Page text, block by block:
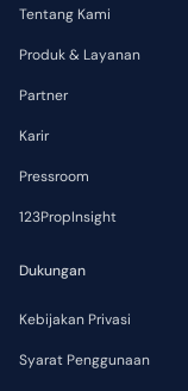
Tentang Kami
Produk & Layanan
Partner
Karir
Pressroom
123PropInsight
Dukungan
Kebijakan Privasi
Syarat Penggunaan